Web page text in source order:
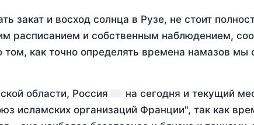
закат и восход солнца в Рузе, не стоит
расписанием и собственным наблюдением,
как точно определять времена намазов мы
области, Россия на сегодня и текущий
исламских организаций Франции", так как